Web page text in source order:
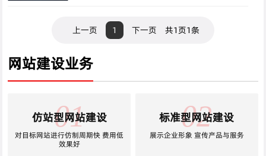
龄、地域等···
上一页 1 下一页 共1页1条
网站建设业务
01
仿站型网站建设
对目标网站进行仿制周期快 费用低
效果好
02
标准型网站建设
展示企业形象 宣传产品与服务